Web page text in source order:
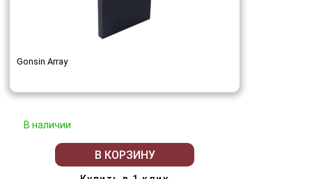
Gonsin Array
В наличии
В КОРЗИНУ